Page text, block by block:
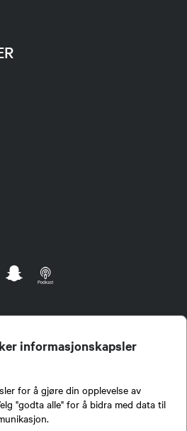
informasjonskapsler
for å gjøre din opplevelse av
"godta alle" for å bidra med data til
miljøene for formidling av kunnskap om jakt og
organisasjon, men har et sterkt jakt-, fiske-, og